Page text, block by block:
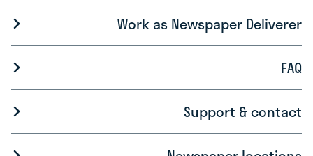
Work as Newspaper Deliverer
FAQ
Support & contact